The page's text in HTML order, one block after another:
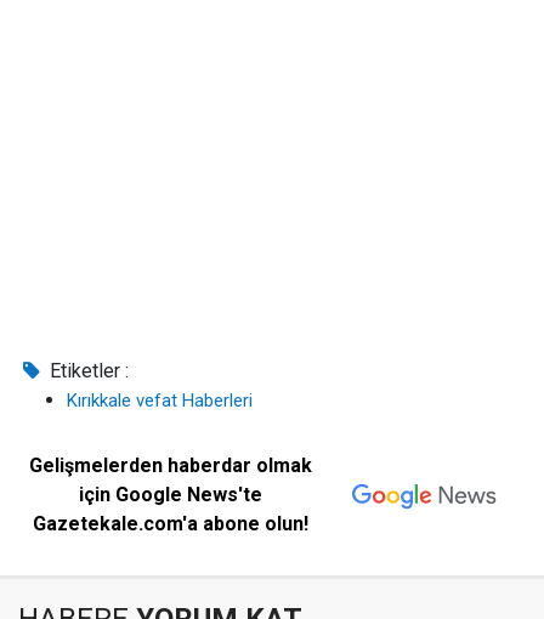
Etiketler :
Kırıkkale vefat Haberleri
Gelişmelerden haberdar olmak
için Google News'te
Gazetekale.com'a abone olun!